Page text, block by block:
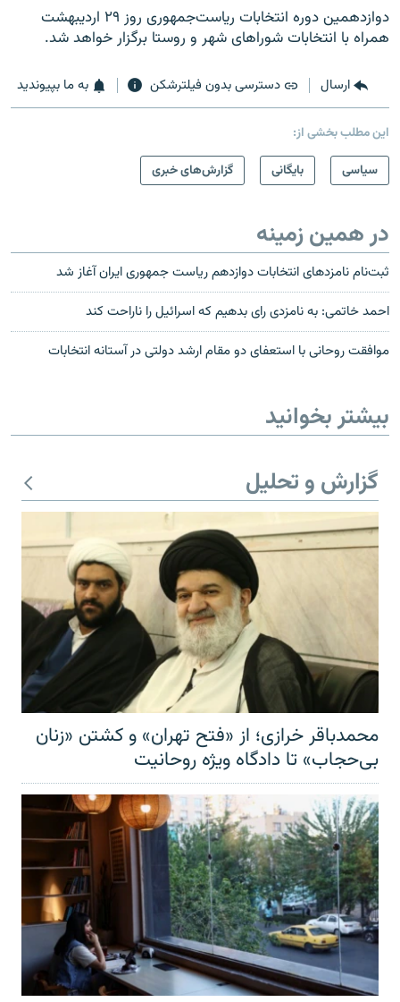
دوازدهمین دوره انتخابات ریاست‌جمهوری روز ۲۹ اردیبهشت
همراه با انتخابات شوراهای شهر و روستا برگزار خواهد شد.
ارسال دسترسی بدون فیلترشکن به ما بپیوندید
این مطلب بخشی از:
سیاسی
بایگانی گزارش‌های خبری
در همین زمینه
ثبت‌نام نامزدهای انتخابات دوازدهم ریاست جمهوری ایران آغاز شد
احمد خاتمی: به نامزدی رای بدهیم که اسرائیل را ناراحت کند
موافقت روحانی با استعفای دو مقام ارشد دولتی در آستانه انتخابات
بیشتر بخوانید
گزارش و تحلیل
محمدباقر خرازی؛ از «فتح تهران» و کشتن «زنان
بی‌حجاب» تا دادگاه ویژه روحانیت